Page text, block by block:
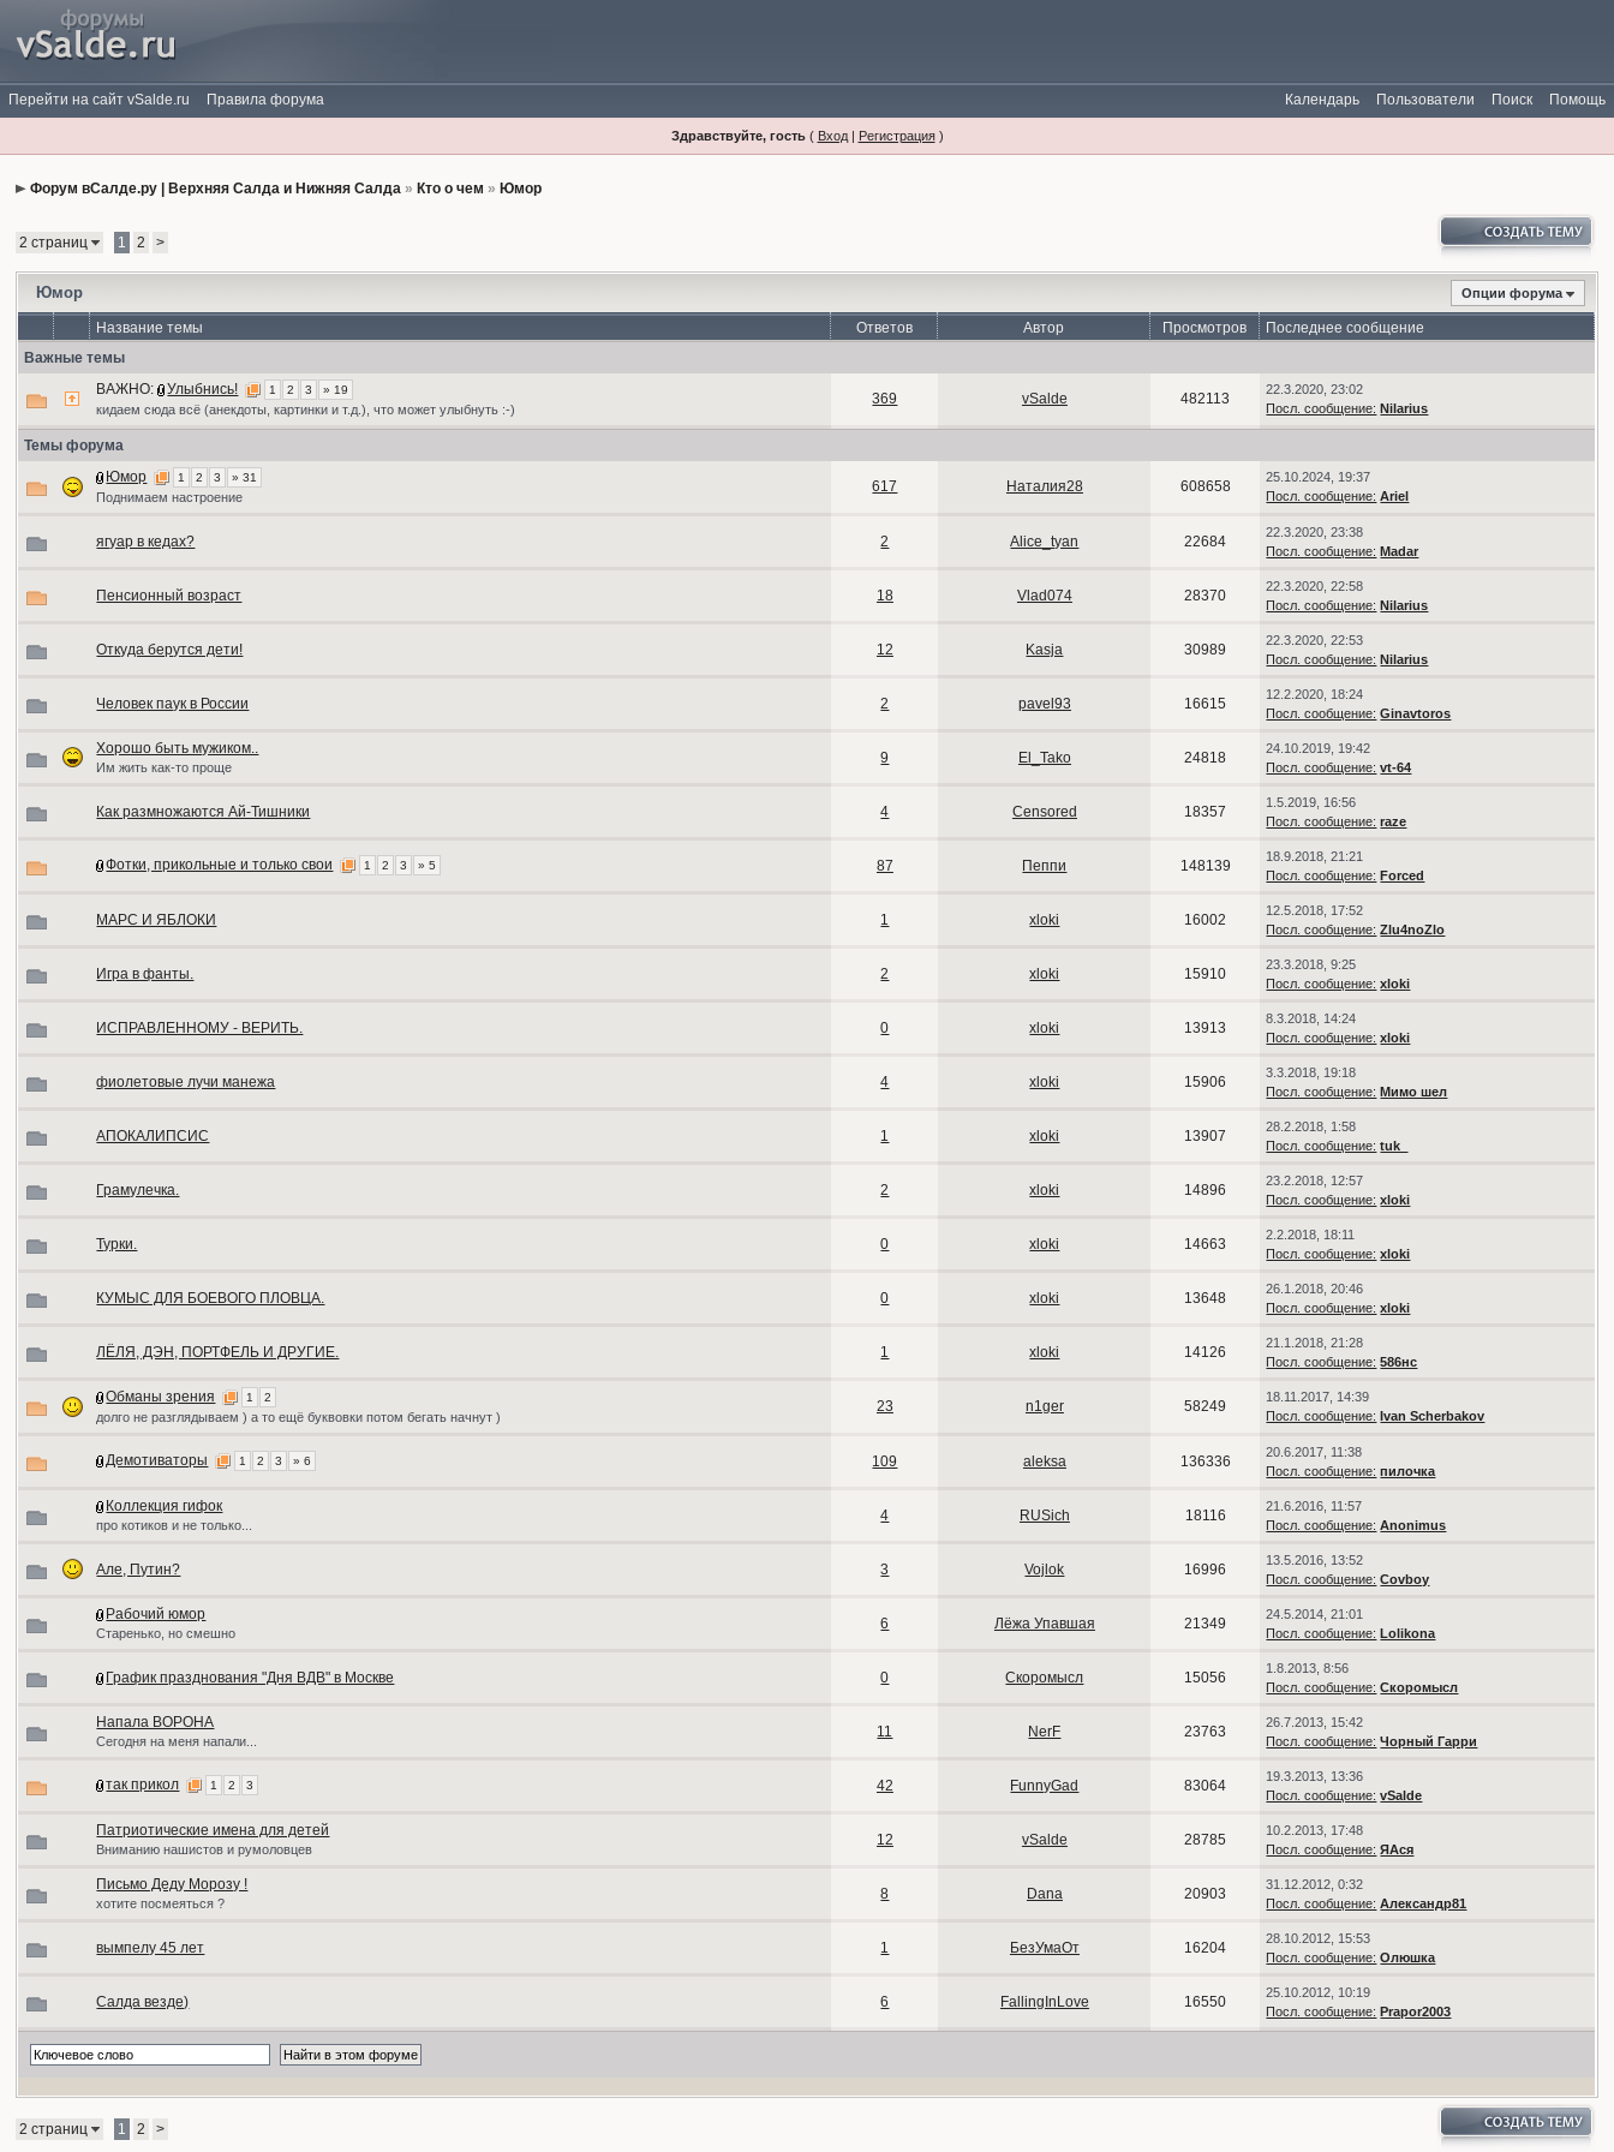
Перейти на сайт vSalde.ru Правила форума Помощь
Поиск
Пользователи
Календарь
Здравствуйте, гость( Вход| Регистрация)
Форум вСалде.ру | Верхняя Салда и Нижняя Салда » Кто о чем » Юмор
2 страниц 1 2 >
Юмор Опции форума
Название темы Ответов Автор Просмотров
Последнее сообщение
Важные темы
ВАЖНО: Улыбнись! 1 2 3 » 19
кидаем сюда всё (анекдоты, картинки и т.д.), что может улыбнуть :-)
369 vSalde 482113
22.3.2020, 23:02
Посл. сообщение: Nilarius
Темы форума
Юмор
1 2 3 » 31
Поднимаем настроение
617 Наталия28 608658
25.10.2024, 19:37
Посл. сообщение: Ariel
ягуар в кедах? 2 Alice_tyan 22684
22.3.2020, 23:38
Посл. сообщение: Madar
Пенсионный возраст 18 Vlad074 28370
22.3.2020, 22:58
Посл. сообщение: Nilarius
Откуда берутся дети! 12 Kasja 30989
22.3.2020, 22:53
Посл. сообщение: Nilarius
Человек паук в России 2 pavel93 16615
12.2.2020, 18:24
Посл. сообщение: Ginavtoros
Хорошо быть мужиком..
Им жить как-то проще
9 El_Tako 24818
24.10.2019, 19:42
Посл. сообщение: vt-64
Как размножаются Ай-Тишники 4 Censored 18357
1.5.2019, 16:56
Посл. сообщение: raze
Фотки, прикольные и только свои 1 2 3 » 5 87 Пеппи 148139
18.9.2018, 21:21
Посл. сообщение: Forced
МАРС И ЯБЛОКИ 1 xloki 16002
12.5.2018, 17:52
Посл. сообщение: Zlu4noZlo
Игра в фанты. 2 xloki 15910
23.3.2018, 9:25
Посл. сообщение: xloki
ИСПРАВЛЕННОМУ - ВЕРИТЬ. 0 xloki 13913
8.3.2018, 14:24
Посл. сообщение: xloki
фиолетовые лучи манежа 4 xloki 15906
3.3.2018, 19:18
Посл. сообщение: Мимо шел
АПОКАЛИПСИС 1 xloki 13907
28.2.2018, 1:58
Посл. сообщение: tuk_
Грамулечка. 2 xloki 14896
23.2.2018, 12:57
Посл. сообщение: xloki
Турки. 0 xloki 14663
2.2.2018, 18:11
Посл. сообщение: xloki
КУМЫС ДЛЯ БОЕВОГО ПЛОВЦА. 0 xloki 13648
26.1.2018, 20:46
Посл. сообщение: xloki
ЛЁЛЯ, ДЭН, ПОРТФЕЛЬ И ДРУГИЕ. 1 xloki 14126
21.1.2018, 21:28
Посл. сообщение: 586нс
Обманы зрения 1 2
долго не разглядываем ) а то ещё буквовки потом бегать начнут )
23 n1ger 58249
18.11.2017, 14:39
Посл. сообщение: Ivаn Scherbakov
Демотиваторы 1 2 3 » 6 109 aleksa 136336
20.6.2017, 11:38
Посл. сообщение: пилочка
Коллекция гифок
про котиков и не только...
4 RUSich 18116
21.6.2016, 11:57
Посл. сообщение: Anonimus
Але, Путин? 3 Vojlok 16996
13.5.2016, 13:52
Посл. сообщение: Covboy
Рабочий юмор
Старенько, но смешно
6 Лёжа Упавшая 21349
24.5.2014, 21:01
Посл. сообщение: Lolikona
График празднования "Дня ВДВ" в Москве 0 Скоромысл 15056
1.8.2013, 8:56
Посл. сообщение: Скоромысл
Напала ВОРОНА
Сегодня на меня напали...
11 NerF 23763
26.7.2013, 15:42
Посл. сообщение: Чорный Гарри
так прикол 1 2 3 42 FunnyGad 83064
19.3.2013, 13:36
Посл. сообщение: vSalde
Патриотические имена для детей
Вниманию нашистов и румоловцев
12 vSalde 28785
10.2.2013, 17:48
Посл. сообщение: ЯАся
Письмо Деду Морозу !
хотите посмеяться ?
8 Dana 20903
31.12.2012, 0:32
Посл. сообщение: Александр81
вымпелу 45 лет 1 БезУмаОт 16204
28.10.2012, 15:53
Посл. сообщение: Олюшка
Салда везде) 6 FallingInLove 16550
25.10.2012, 10:19
Посл. сообщение: Prapor2003
2 страниц 1 2 >